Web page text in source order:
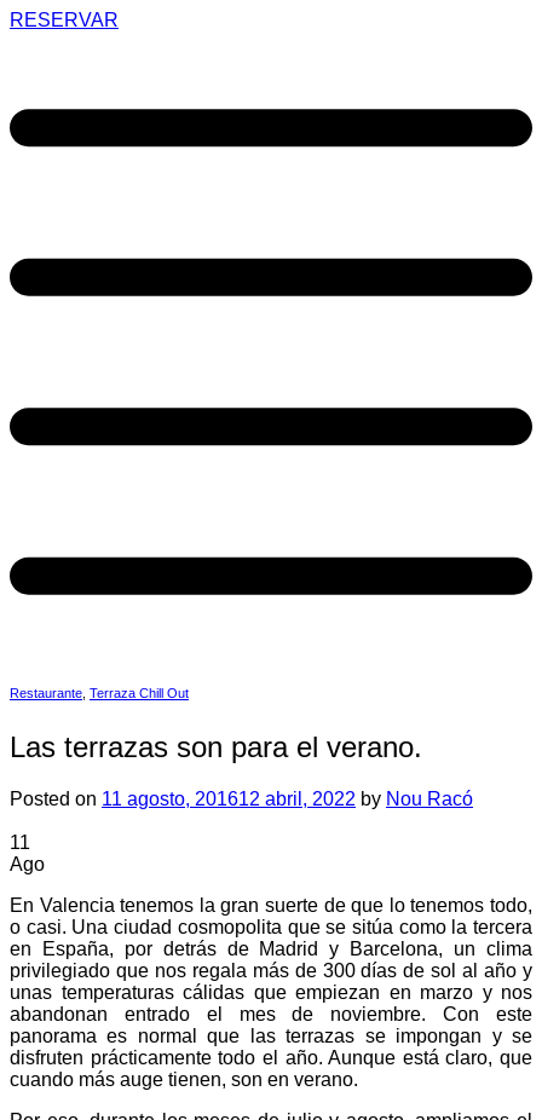
RESERVAR
Restaurante Terraza Chill Out
Las terrazas son para el verano.
Posted on 11 agosto, 201612 abril, 2022 by Nou Racó
11
Ago
En Valencia tenemos la gran suerte de que lo tenemos todo,
o casi. Una ciudad cosmopolita que se sitúa como la tercera
en España, por detrás de Madrid y Barcelona, un clima
privilegiado que nos regala más de 300 días de sol al año y
unas temperaturas cálidas que empiezan en marzo y nos
abandonan entrado el mes de noviembre. Con este
panorama es normal que las terrazas se impongan y se
disfruten prácticamente todo el año. Aunque está claro, que
cuando más auge tienen, son en verano.